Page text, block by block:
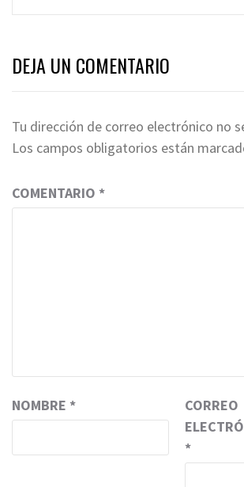
DEJA UN COMENTARIO
Tu dirección de correo electrónico no
Los campos obligatorios están
COMENTARIO *
NOMBRE *
CORREO
*